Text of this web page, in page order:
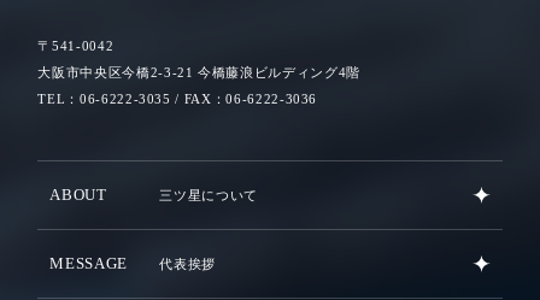
〒541-0042
大阪市中央区今橋2-3-21 今橋藤浪ビルディング4階
TEL：06-6222-3035 / FAX：06-6222-3036
ABOUT 三ツ星について
MESSAGE 代表挨拶